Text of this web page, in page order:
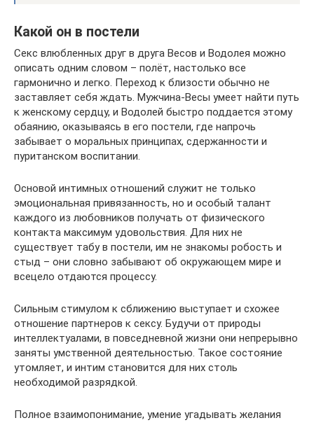
Какой он в постели
Секс влюбленных друг в друга Весов и Водолея можно
описать одним словом – полёт, настолько все
гармонично и легко. Переход к близости обычно не
заставляет себя ждать. Мужчина-Весы умеет найти путь
к женскому сердцу, и Водолей быстро поддается этому
обаянию, оказываясь в его постели, где напрочь
забывает о моральных принципах, сдержанности и
пуританском воспитании.
Основой интимных отношений служит не только
эмоциональная привязанность, но и особый талант
каждого из любовников получать от физического
контакта максимум удовольствия. Для них не
существует табу в постели, им не знакомы робость и
стыд – они словно забывают об окружающем мире и
всецело отдаются процессу.
Сильным стимулом к сближению выступает и схожее
отношение партнеров к сексу. Будучи от природы
интеллектуалами, в повседневной жизни они непрерывно
заняты умственной деятельностью. Такое состояние
утомляет, и интим становится для них столь
необходимой разрядкой.
Полное взаимопонимание, умение угадывать желания